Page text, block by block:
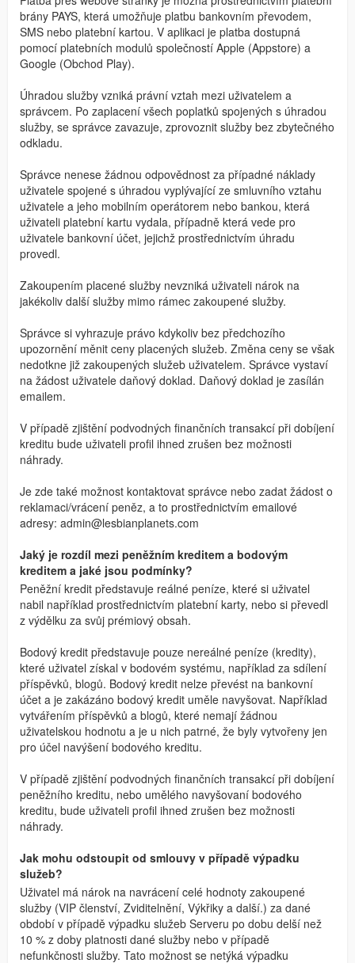
brány PAYS, která umožňuje platbu bankovním převodem,
SMS nebo platební kartou. V aplikaci je platba dostupná
pomocí platebních modulů společností Apple (Appstore) a
Google (Obchod Play).
Úhradou služby vzniká právní vztah mezi uživatelem a
správcem. Po zaplacení všech poplatků spojených s úhradou
služby, se správce zavazuje, zprovoznit služby bez zbytečného
odkladu.
Správce nenese žádnou odpovědnost za případné náklady
uživatele spojené s úhradou vyplývající ze smluvního vztahu
uživatele a jeho mobilním operátorem nebo bankou, která
uživateli platební kartu vydala, případně která vede pro
uživatele bankovní účet, jejichž prostřednictvím úhradu
provedl.
Zakoupením placené služby nevzniká uživateli nárok na
jakékoliv další služby mimo rámec zakoupené služby.
Správce si vyhrazuje právo kdykoliv bez předchozího
upozornění měnit ceny placených služeb. Změna ceny se však
nedotkne již zakoupených služeb uživatelem. Správce vystaví
na žádost uživatele daňový doklad. Daňový doklad je zasílán
emailem.
V případě zjištění podvodných finančních transakcí při dobíjení
kreditu bude uživateli profil ihned zrušen bez možnosti
náhrady.
Je zde také možnost kontaktovat správce nebo zadat žádost o
reklamaci/vrácení peněz, a to prostřednictvím emailové
adresy: admin@lesbianplanets.com
Jaký je rozdíl mezi peněžním kreditem a bodovým
kreditem a jaké jsou podmínky?
Peněžní kredit představuje reálné peníze, které si uživatel
nabil například prostřednictvím platební karty, nebo si převedl
z výdělku za svůj prémiový obsah.
Bodový kredit představuje pouze nereálné peníze (kredity),
které uživatel získal v bodovém systému, například za sdílení
příspěvků, blogů. Bodový kredit nelze převést na bankovní
účet a je zakázáno bodový kredit uměle navyšovat. Například
vytvářením příspěvků a blogů, které nemají žádnou
uživatelskou hodnotu a je u nich patrné, že byly vytvořeny jen
pro účel navýšení bodového kreditu.
V případě zjištění podvodných finančních transakcí při dobíjení
peněžního kreditu, nebo umělého navyšovaní bodového
kreditu, bude uživateli profil ihned zrušen bez možnosti
náhrady.
Jak mohu odstoupit od smlouvy v případě výpadku
služeb?
Uživatel má nárok na navrácení celé hodnoty zakoupené
služby (VIP členství, Zviditelnění, Výkřiky a další.) za dané
období v případě výpadku služeb Serveru po dobu delší než
10 % z doby platnosti dané služby nebo v případě
nefunkčnosti služby. Tato možnost se netýká výpadku